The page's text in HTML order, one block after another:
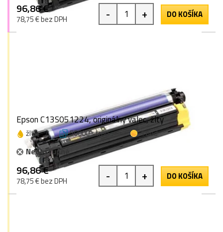
96,86 €
78,75 € bez DPH - + DO KOŠÍKA
Epson C13S051224, originálny valec, žltý
žltá 50000 strán
1 bod
Nedostupné
96,86 €
78,75 € bez DPH - + DO KOŠÍKA